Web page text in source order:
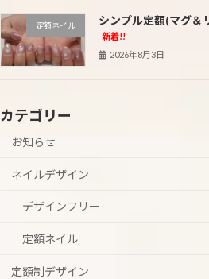
定額ネイル シンプル定額(マグ＆
新着!!
2026年8月3日
カテゴリー
お知らせ
ネイルデザイン
デザインフリー
定額ネイル
定額制デザイン